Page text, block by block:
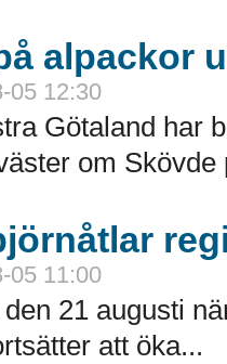
alpackor
05 12:30
Götaland har
om Skövde
05 11:00
21 augusti
att öka...